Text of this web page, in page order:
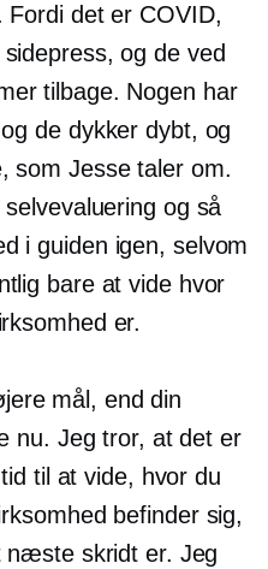
det er COVID,
og de ved
tilbage. Nogen har
de dykker dybt, og
som Jesse taler om.
selvevaluering og så
i guiden igen, selvom
bare at vide hvor
er.
mål, end din
nu. Jeg tror, ​​at det er
til at vide, hvor du
befinder sig,
næste skridt er. Jeg